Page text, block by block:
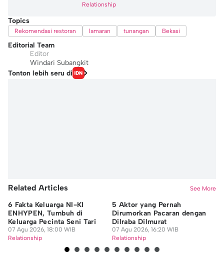
Relationship
Topics
Rekomendasi restoran lamaran tunangan Bekasi
Editorial Team
Editor
Windari Subangkit
Tonton lebih seru di
Related Articles See More
6 Fakta Keluarga NI-KI
ENHYPEN, Tumbuh di
Keluarga Pecinta Seni Tari
07 Agu 2026, 18:00 WIB
Relationship
5 Aktor yang Pernah
Dirumorkan Pacaran dengan
Dilraba Dilmurat
07 Agu 2026, 16:20 WIB
Relationship